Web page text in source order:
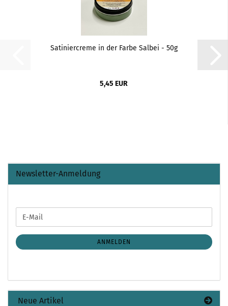
Satiniercreme in der Farbe Salbei - 50g
5,45 EUR
Newsletter-Anmeldung
ZUR
ANMELDUNG
E-
Mail
ANMELDEN
Neue Artikel